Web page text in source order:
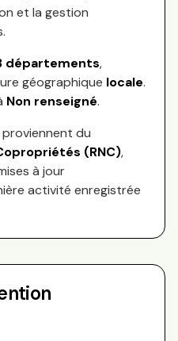
et la gestion
départements,
géographique locale.
Non renseigné.
du
(RNC),
à jour
activité enregistrée